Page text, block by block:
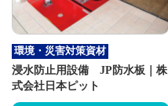
環境・災害対策資材
浸水防止用設備 JP防水板｜株
式会社日本ピット